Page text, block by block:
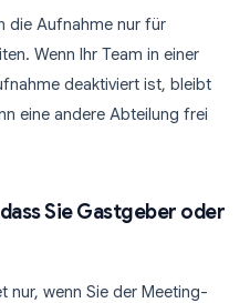
die Aufnahme nur für
Wenn Ihr Team in einer
deaktiviert ist, bleibt
eine andere Abteilung frei
Sie Gastgeber oder
nur, wenn Sie der Meeting-